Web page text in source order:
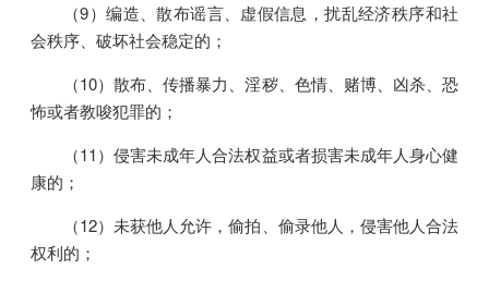
（9）编造、散布谣言、虚假信息，扰乱经济秩序和社
会秩序、破坏社会稳定的；
（10）散布、传播暴力、淫秽、色情、赌博、凶杀、恐
怖或者教唆犯罪的；
（11）侵害未成年人合法权益或者损害未成年人身心健
康的；
（12）未获他人允许，偷拍、偷录他人，侵害他人合法
权利的；